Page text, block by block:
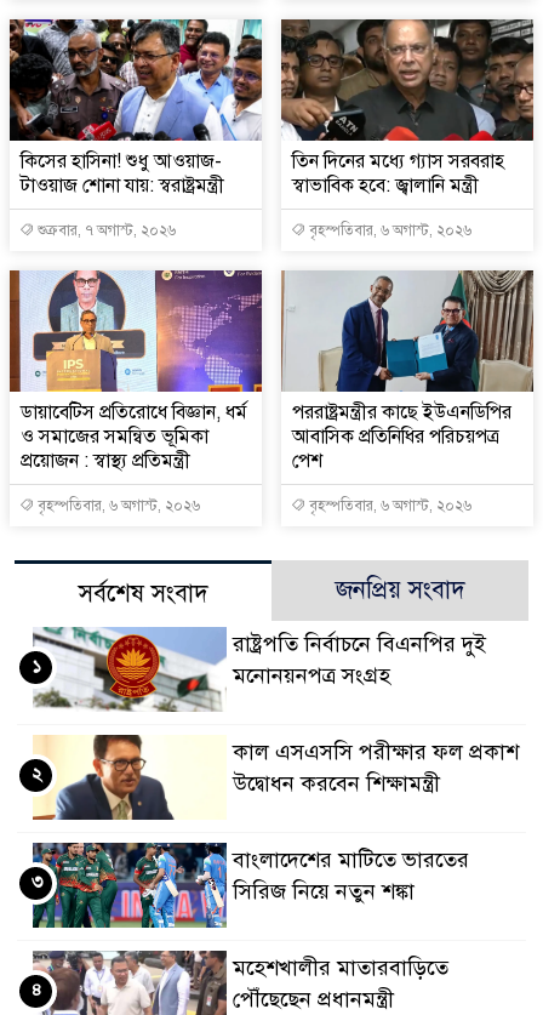
কিসের হাসিনা! শুধু আওয়াজ-
টাওয়াজ শোনা যায়: স্বরাষ্ট্রমন্ত্রী
শুক্রবার, ৭ অগাস্ট, ২০২৬
তিন দিনের মধ্যে গ্যাস সরবরাহ
স্বাভাবিক হবে: জ্বালানি মন্ত্রী
বৃহস্পতিবার, ৬ অগাস্ট, ২০২৬
ডায়াবেটিস প্রতিরোধে বিজ্ঞান, ধর্ম
ও সমাজের সমন্বিত ভূমিকা
প্রয়োজন : স্বাস্থ্য প্রতিমন্ত্রী
বৃহস্পতিবার, ৬ অগাস্ট, ২০২৬
পররাষ্ট্রমন্ত্রীর কা‌ছে ইউএনডিপির
আবাসিক প্রতিনিধির পরিচয়পত্র
পেশ
বৃহস্পতিবার, ৬ অগাস্ট, ২০২৬
সর্বশেষ সংবাদ জনপ্রিয় সংবাদ
রাষ্ট্রপতি নির্বাচনে বিএনপির দুই
মনোনয়নপত্র সংগ্রহ
১
কাল এসএসসি পরীক্ষার ফল প্রকাশ
উদ্বোধন করবেন শিক্ষামন্ত্রী
২
বাংলাদেশের মাটিতে ভারতের
সিরিজ নিয়ে নতুন শঙ্কা
৩
মহেশখালীর মাতারবাড়িতে
পৌঁছেছেন প্রধানমন্ত্রী
৪